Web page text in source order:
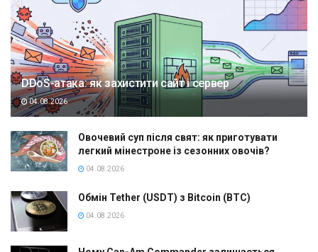
DDoS-атака: як захистити сайт і сервер
04.08.2026
Овочевий суп після свят: як приготувати
легкий мінестроне із сезонних овочів?
04.08.2026
Обмін Tether (USDT) з Bitcoin (BTC)
04.08.2026